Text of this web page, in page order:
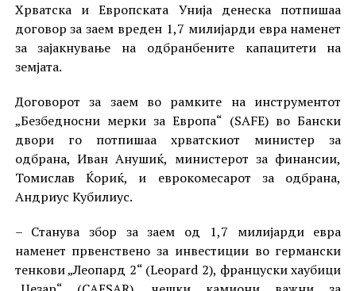
Хрватска и Европската Унија денеска потпишаа
договор за заем вреден 1,7 милијарди евра наменет
за зајакнување на одбранбените капацитети на
земјата.
Договорот за заем во рамките на инструментот
„Безбедносни мерки за Европа“ (SAFE) во Бански
двори го потпишаа хрватскиот министер за
одбрана, Иван Анушиќ, министерот за финансии,
Томислав Ќориќ, и еврокомесарот за одбрана,
Андриус Кубилиус.
– Станува збор за заем од 1,7 милијарди евра
наменет првенствено за инвестиции во германски
тенкови „Леопард 2“ (Leopard 2), француски хаубици